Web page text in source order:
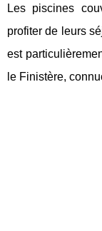
Les piscines
profiter de leurs
est
le Finistère,